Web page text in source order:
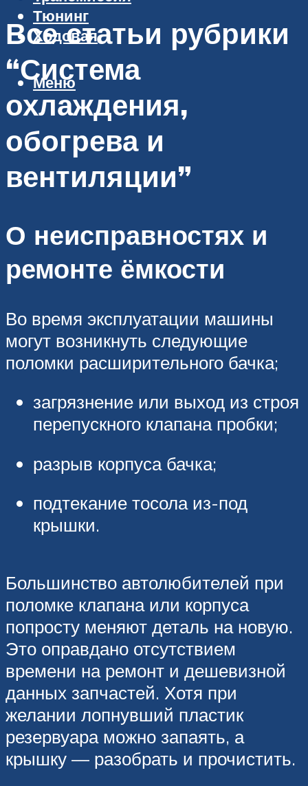
Тюнинг
Ходовая
Меню
Все статьи рубрики
“Система
охлаждения,
обогрева и
вентиляции”
О неисправностях и
ремонте ёмкости
Во время эксплуатации машины
могут возникнуть следующие
поломки расширительного бачка;
загрязнение или выход из строя
перепускного клапана пробки;
разрыв корпуса бачка;
подтекание тосола из-под
крышки.
Большинство автолюбителей при
поломке клапана или корпуса
попросту меняют деталь на новую.
Это оправдано отсутствием
времени на ремонт и дешевизной
данных запчастей. Хотя при
желании лопнувший пластик
резервуара можно запаять, а
крышку — разобрать и прочистить.